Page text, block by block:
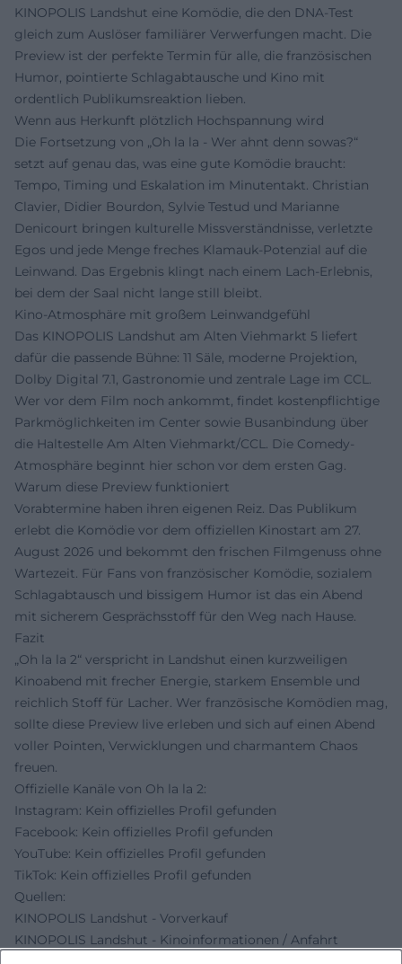
KINOPOLIS Landshut eine Komödie, die den DNA-Test
gleich zum Auslöser familiärer Verwerfungen macht. Die
Preview ist der perfekte Termin für alle, die französischen
Humor, pointierte Schlagabtausche und Kino mit
ordentlich Publikumsreaktion lieben.
Wenn aus Herkunft plötzlich Hochspannung wird
Die Fortsetzung von „Oh la la - Wer ahnt denn sowas?“
setzt auf genau das, was eine gute Komödie braucht:
Tempo, Timing und Eskalation im Minutentakt. Christian
Clavier, Didier Bourdon, Sylvie Testud und Marianne
Denicourt bringen kulturelle Missverständnisse, verletzte
Egos und jede Menge freches Klamauk-Potenzial auf die
Leinwand. Das Ergebnis klingt nach einem Lach-Erlebnis,
bei dem der Saal nicht lange still bleibt.
Kino-Atmosphäre mit großem Leinwandgefühl
Das KINOPOLIS Landshut am Alten Viehmarkt 5 liefert
dafür die passende Bühne: 11 Säle, moderne Projektion,
Dolby Digital 7.1, Gastronomie und zentrale Lage im CCL.
Wer vor dem Film noch ankommt, findet kostenpflichtige
Parkmöglichkeiten im Center sowie Busanbindung über
die Haltestelle Am Alten Viehmarkt/CCL. Die Comedy-
Atmosphäre beginnt hier schon vor dem ersten Gag.
Warum diese Preview funktioniert
Vorabtermine haben ihren eigenen Reiz. Das Publikum
erlebt die Komödie vor dem offiziellen Kinostart am 27.
August 2026 und bekommt den frischen Filmgenuss ohne
Wartezeit. Für Fans von französischer Komödie, sozialem
Schlagabtausch und bissigem Humor ist das ein Abend
mit sicherem Gesprächsstoff für den Weg nach Hause.
Fazit
„Oh la la 2“ verspricht in Landshut einen kurzweiligen
Kinoabend mit frecher Energie, starkem Ensemble und
reichlich Stoff für Lacher. Wer französische Komödien mag,
sollte diese Preview live erleben und sich auf einen Abend
voller Pointen, Verwicklungen und charmantem Chaos
freuen.
Offizielle Kanäle von Oh la la 2:
Instagram: Kein offizielles Profil gefunden
Facebook: Kein offizielles Profil gefunden
YouTube: Kein offizielles Profil gefunden
TikTok: Kein offizielles Profil gefunden
Quellen:
KINOPOLIS Landshut - Vorverkauf
KINOPOLIS Landshut - Kinoinformationen / Anfahrt